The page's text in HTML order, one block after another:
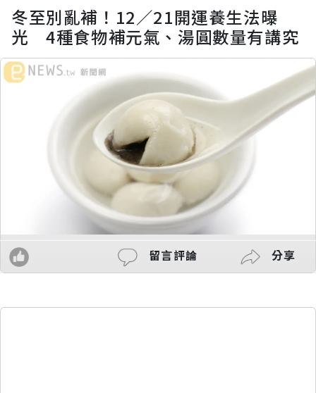
冬至別亂補！12／21開運養生法曝
光 4種食物補元氣、湯圓數量有講究
留言評論 分享